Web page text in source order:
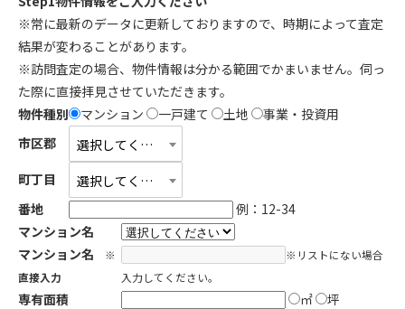
※常に最新のデータに更新しておりますので、時期によって査定
結果が変わることがあります。
※訪問査定の場合、物件情報は分かる範囲でかまいません。伺っ
た際に直接拝見させていただきます。
物件種別
マンション 一戸建て 土地
事業・投資用
市区郡
選択してください
町丁目
選択してください
番地
例：12-34
マンション名
マンション名 ※
直接入力
※リストにない場合
入力してください。
専有面積 ㎡
坪